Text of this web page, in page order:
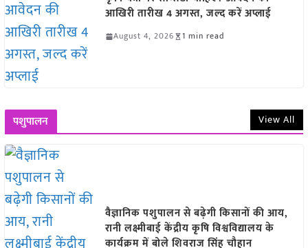
आखिरी तारीख 4 अगस्त, जल्द करें अप्लाई
August 4, 2026 1 min read
पशुपालन View All
वैज्ञानिक पशुपालन से बढ़ेगी किसानों की आय,
रानी लक्ष्मीबाई केंद्रीय कृषि विश्वविद्यालय के
कार्यक्रम में बोले शिवराज सिंह चौहान